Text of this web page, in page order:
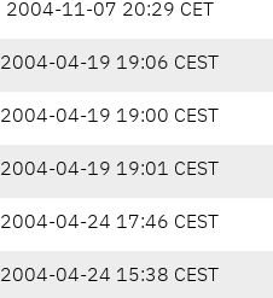
2004-11-07 20:29 CET
2004-04-19 19:06 CEST
2004-04-19 19:00 CEST
2004-04-19 19:01 CEST
2004-04-24 17:46 CEST
2004-04-24 15:38 CEST